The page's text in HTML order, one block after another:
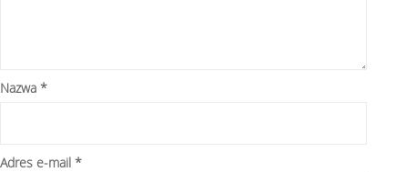
Nazwa *
Adres e-mail *